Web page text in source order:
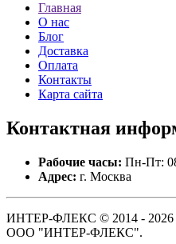
Главная
О нас
Блог
Доставка
Оплата
Контакты
Карта сайта
Контактная
Рабочие часы: Пн-Пт:
Адрес: г. Москва
ИНТЕР-ФЛЕКС © 2014 - 2026
ООО "ИНТЕР-ФЛЕКС".